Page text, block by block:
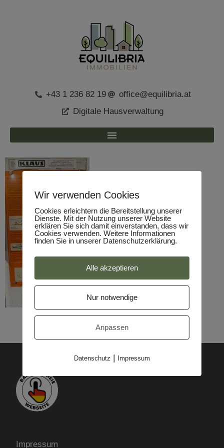
+43 1 236 82 19
office@equilibria.at
Digitale Hausverwaltung
Impressum
Wir verwenden Cookies
Cookies erleichtern die Bereitstellung unserer
Dienste. Mit der Nutzung unserer Website
erklären Sie sich damit einverstanden, dass wir
Cookies verwenden. Weitere Informationen
finden Sie in unserer Datenschutzerklärung.
Alle akzeptieren
Nur notwendige
Anpassen
Datenschutz | Impressum